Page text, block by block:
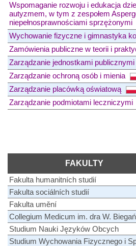
Wspomaganie rozwoju i edukacja
autyzmem, w tym z zespołem
niepełnosprawnościami sprzężonymi
Wychowanie fizyczne i gimnastyka
Zamówienia publiczne w teorii i
Zarządzanie jednostkami publicznymi
Zarządzanie ochroną osób i mienia
Zarządzanie placówką oświatową
Zarządzanie podmiotami leczniczymi
FAKULTY
Fakulta humanitních studií
Fakulta sociálních studií
Fakulta umění
Collegium Medicum im. dra W.
Studium Nauki Języków Obcych
Studium Wychowania Fizycznego i